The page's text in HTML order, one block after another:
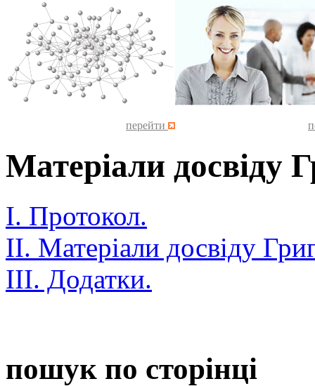
перейти
Матеріали досвіду
I. Протокол.
II. Матеріали досвіду
III. Додатки.
пошук по сторінці